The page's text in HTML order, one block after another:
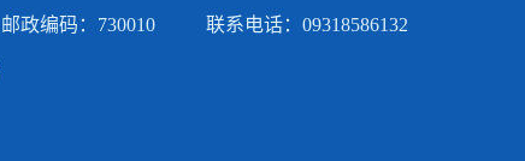
邮政编码：730010 联系电话：09318586132